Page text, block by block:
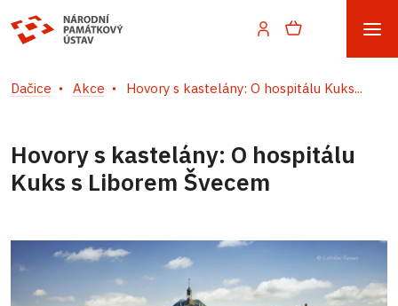
Dačice Akce Hovory s kastelány: O hospitálu Kuks...
Hovory s kastelány: O hospitálu
Kuks s Liborem Švecem